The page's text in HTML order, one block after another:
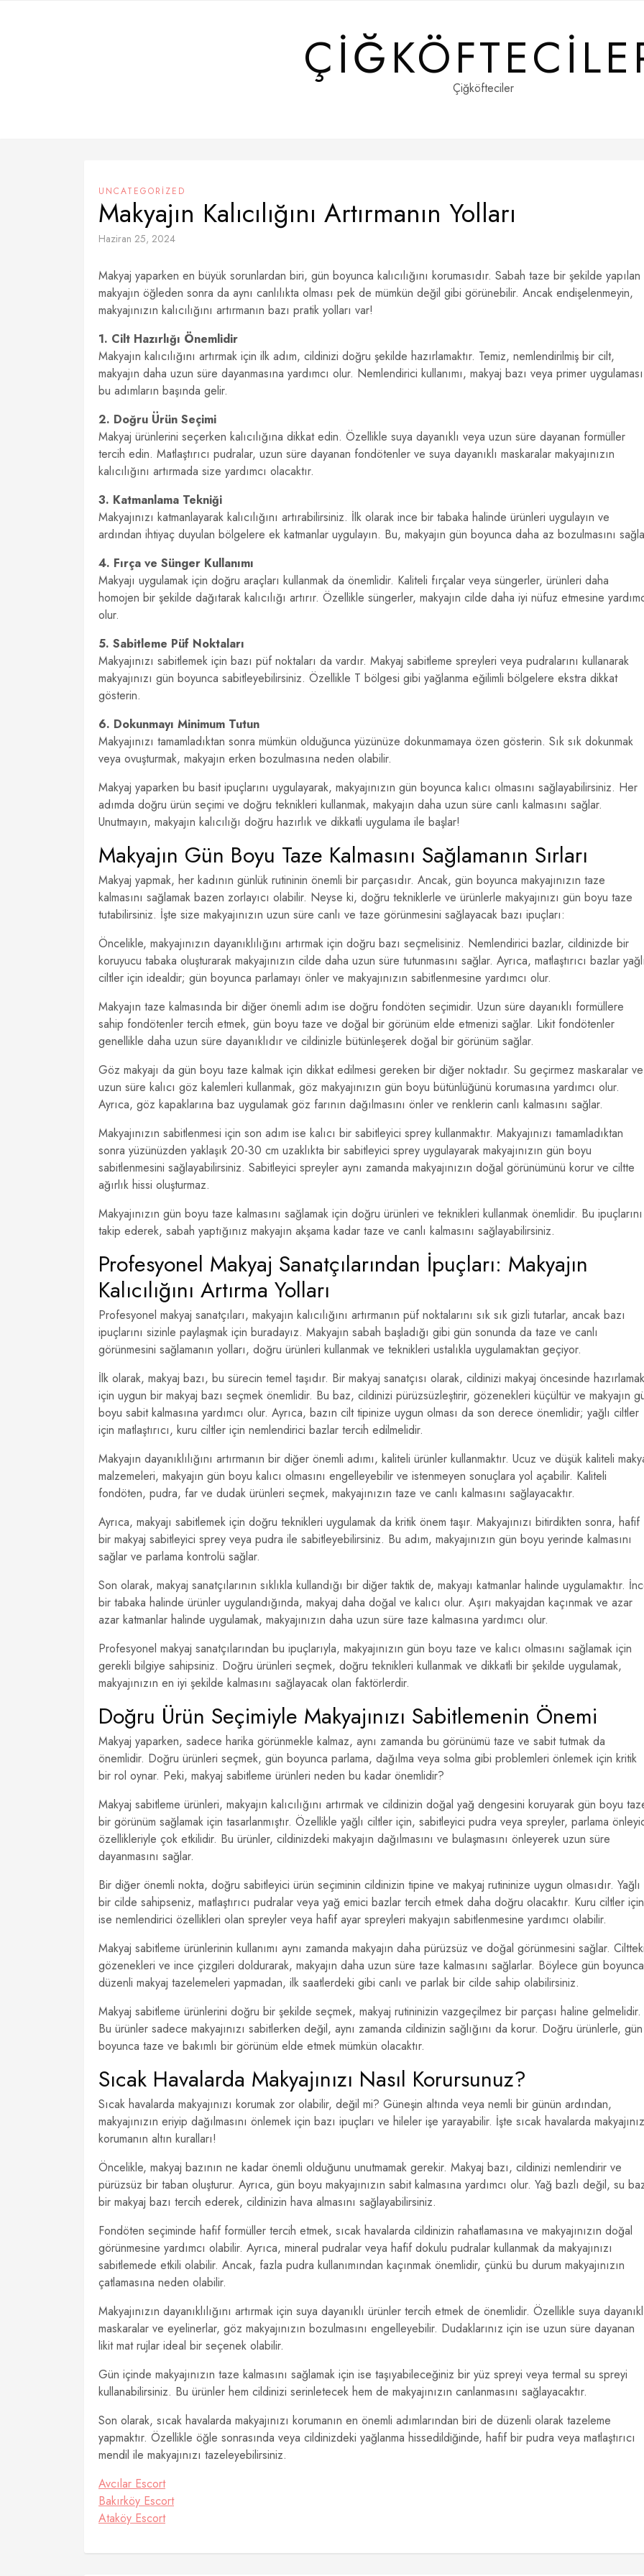
Çiğköfteciler
UNCATEGORIZED
Makyajın Kalıcılığını Artırmanın Yolları
Haziran 25, 2024
Makyaj yaparken en büyük sorunlardan biri, gün boyunca kalıcılığını korumasıdır. Sabah taze bir şekilde yapılan
makyajın öğleden sonra da aynı canlılıkta olması pek de mümkün değil gibi görünebilir. Ancak endişelenmeyin,
makyajınızın kalıcılığını artırmanın bazı pratik yolları var!
1. Cilt Hazırlığı Önemlidir
Makyajın kalıcılığını artırmak için ilk adım, cildinizi doğru şekilde hazırlamaktır. Temiz, nemlendirilmiş bir cilt,
makyajın daha uzun süre dayanmasına yardımcı olur. Nemlendirici kullanımı, makyaj bazı veya primer
bu adımların başında gelir.
2. Doğru Ürün Seçimi
Makyaj ürünlerini seçerken kalıcılığına dikkat edin. Özellikle suya dayanıklı veya uzun süre dayanan formüller
tercih edin. Matlaştırıcı pudralar, uzun süre dayanan fondötenler ve suya dayanıklı maskaralar makyajınızın
kalıcılığını artırmada size yardımcı olacaktır.
3. Katmanlama Tekniği
Makyajınızı katmanlayarak kalıcılığını artırabilirsiniz. İlk olarak ince bir tabaka halinde ürünleri uygulayın ve
ardından ihtiyaç duyulan bölgelere ek katmanlar uygulayın. Bu, makyajın gün boyunca daha az bozulmasını
4. Fırça ve Sünger Kullanımı
Makyajı uygulamak için doğru araçları kullanmak da önemlidir. Kaliteli fırçalar veya süngerler, ürünleri daha
homojen bir şekilde dağıtarak kalıcılığı artırır. Özellikle süngerler, makyajın cilde daha iyi nüfuz etmesine
olur.
5. Sabitleme Püf Noktaları
Makyajınızı sabitlemek için bazı püf noktaları da vardır. Makyaj sabitleme spreyleri veya pudralarını kullanarak
makyajınızı gün boyunca sabitleyebilirsiniz. Özellikle T bölgesi gibi yağlanma eğilimli bölgelere ekstra dikkat
gösterin.
6. Dokunmayı Minimum Tutun
Makyajınızı tamamladıktan sonra mümkün olduğunca yüzünüze dokunmamaya özen gösterin. Sık sık dokunmak
veya ovuşturmak, makyajın erken bozulmasına neden olabilir.
Makyaj yaparken bu basit ipuçlarını uygulayarak, makyajınızın gün boyunca kalıcı olmasını sağlayabilirsiniz. Her
adımda doğru ürün seçimi ve doğru teknikleri kullanmak, makyajın daha uzun süre canlı kalmasını sağlar.
Unutmayın, makyajın kalıcılığı doğru hazırlık ve dikkatli uygulama ile başlar!
Makyajın Gün Boyu Taze Kalmasını Sağlamanın Sırları
Makyaj yapmak, her kadının günlük rutininin önemli bir parçasıdır. Ancak, gün boyunca makyajınızın taze
kalmasını sağlamak bazen zorlayıcı olabilir. Neyse ki, doğru tekniklerle ve ürünlerle makyajınızı gün boyu taze
tutabilirsiniz. İşte size makyajınızın uzun süre canlı ve taze görünmesini sağlayacak bazı ipuçları:
Öncelikle, makyajınızın dayanıklılığını artırmak için doğru bazı seçmelisiniz. Nemlendirici bazlar, cildinizde bir
koruyucu tabaka oluşturarak makyajınızın cilde daha uzun süre tutunmasını sağlar. Ayrıca, matlaştırıcı bazlar
ciltler için idealdir; gün boyunca parlamayı önler ve makyajınızın sabitlenmesine yardımcı olur.
Makyajın taze kalmasında bir diğer önemli adım ise doğru fondöten seçimidir. Uzun süre dayanıklı formüllere
sahip fondötenler tercih etmek, gün boyu taze ve doğal bir görünüm elde etmenizi sağlar. Likit fondötenler
genellikle daha uzun süre dayanıklıdır ve cildinizle bütünleşerek doğal bir görünüm sağlar.
Göz makyajı da gün boyu taze kalmak için dikkat edilmesi gereken bir diğer noktadır. Su geçirmez maskaralar ve
uzun süre kalıcı göz kalemleri kullanmak, göz makyajınızın gün boyu bütünlüğünü korumasına yardımcı olur.
Ayrıca, göz kapaklarına baz uygulamak göz farının dağılmasını önler ve renklerin canlı kalmasını sağlar.
Makyajınızın sabitlenmesi için son adım ise kalıcı bir sabitleyici sprey kullanmaktır. Makyajınızı tamamladıktan
sonra yüzünüzden yaklaşık 20-30 cm uzaklıkta bir sabitleyici sprey uygulayarak makyajınızın gün boyu
sabitlenmesini sağlayabilirsiniz. Sabitleyici spreyler aynı zamanda makyajınızın doğal görünümünü korur ve ciltte
ağırlık hissi oluşturmaz.
Makyajınızın gün boyu taze kalmasını sağlamak için doğru ürünleri ve teknikleri kullanmak önemlidir. Bu ipuçlarını
takip ederek, sabah yaptığınız makyajın akşama kadar taze ve canlı kalmasını sağlayabilirsiniz.
Profesyonel Makyaj Sanatçılarından İpuçları: Makyajın
Kalıcılığını Artırma Yolları
Profesyonel makyaj sanatçıları, makyajın kalıcılığını artırmanın püf noktalarını sık sık gizli tutarlar, ancak bazı
ipuçlarını sizinle paylaşmak için buradayız. Makyajın sabah başladığı gibi gün sonunda da taze ve canlı
görünmesini sağlamanın yolları, doğru ürünleri kullanmak ve teknikleri ustalıkla uygulamaktan geçiyor.
İlk olarak, makyaj bazı, bu sürecin temel taşıdır. Bir makyaj sanatçısı olarak, cildinizi makyaj öncesinde hazırlamak
için uygun bir makyaj bazı seçmek önemlidir. Bu baz, cildinizi pürüzsüzleştirir, gözenekleri küçültür ve makyajın
boyu sabit kalmasına yardımcı olur. Ayrıca, bazın cilt tipinize uygun olması da son derece önemlidir; yağlı ciltler
için matlaştırıcı, kuru ciltler için nemlendirici bazlar tercih edilmelidir.
Makyajın dayanıklılığını artırmanın bir diğer önemli adımı, kaliteli ürünler kullanmaktır. Ucuz ve düşük kaliteli
malzemeleri, makyajın gün boyu kalıcı olmasını engelleyebilir ve istenmeyen sonuçlara yol açabilir. Kaliteli
fondöten, pudra, far ve dudak ürünleri seçmek, makyajınızın taze ve canlı kalmasını sağlayacaktır.
Ayrıca, makyajı sabitlemek için doğru teknikleri uygulamak da kritik önem taşır. Makyajınızı bitirdikten sonra, hafif
bir makyaj sabitleyici sprey veya pudra ile sabitleyebilirsiniz. Bu adım, makyajınızın gün boyu yerinde kalmasını
sağlar ve parlama kontrolü sağlar.
Son olarak, makyaj sanatçılarının sıklıkla kullandığı bir diğer taktik de, makyajı katmanlar halinde uygulamaktır.
bir tabaka halinde ürünler uygulandığında, makyaj daha doğal ve kalıcı olur. Aşırı makyajdan kaçınmak ve azar
azar katmanlar halinde uygulamak, makyajınızın daha uzun süre taze kalmasına yardımcı olur.
Profesyonel makyaj sanatçılarından bu ipuçlarıyla, makyajınızın gün boyu taze ve kalıcı olmasını sağlamak için
gerekli bilgiye sahipsiniz. Doğru ürünleri seçmek, doğru teknikleri kullanmak ve dikkatli bir şekilde uygulamak,
makyajınızın en iyi şekilde kalmasını sağlayacak olan faktörlerdir.
Doğru Ürün Seçimiyle Makyajınızı Sabitlemenin Önemi
Makyaj yaparken, sadece harika görünmekle kalmaz, aynı zamanda bu görünümü taze ve sabit tutmak da
önemlidir. Doğru ürünleri seçmek, gün boyunca parlama, dağılma veya solma gibi problemleri önlemek için kritik
bir rol oynar. Peki, makyaj sabitleme ürünleri neden bu kadar önemlidir?
Makyaj sabitleme ürünleri, makyajın kalıcılığını artırmak ve cildinizin doğal yağ dengesini koruyarak gün boyu
bir görünüm sağlamak için tasarlanmıştır. Özellikle yağlı ciltler için, sabitleyici pudra veya spreyler, parlama
özellikleriyle çok etkilidir. Bu ürünler, cildinizdeki makyajın dağılmasını ve bulaşmasını önleyerek uzun süre
dayanmasını sağlar.
Bir diğer önemli nokta, doğru sabitleyici ürün seçiminin cildinizin tipine ve makyaj rutininize uygun olmasıdır. Yağlı
bir cilde sahipseniz, matlaştırıcı pudralar veya yağ emici bazlar tercih etmek daha doğru olacaktır. Kuru ciltler için
ise nemlendirici özellikleri olan spreyler veya hafif ayar spreyleri makyajın sabitlenmesine yardımcı olabilir.
Makyaj sabitleme ürünlerinin kullanımı aynı zamanda makyajın daha pürüzsüz ve doğal görünmesini sağlar.
gözenekleri ve ince çizgileri doldurarak, makyajın daha uzun süre taze kalmasını sağlarlar. Böylece gün boyunca
düzenli makyaj tazelemeleri yapmadan, ilk saatlerdeki gibi canlı ve parlak bir cilde sahip olabilirsiniz.
Makyaj sabitleme ürünlerini doğru bir şekilde seçmek, makyaj rutininizin vazgeçilmez bir parçası haline gelmelidir.
Bu ürünler sadece makyajınızı sabitlerken değil, aynı zamanda cildinizin sağlığını da korur. Doğru ürünlerle, gün
boyunca taze ve bakımlı bir görünüm elde etmek mümkün olacaktır.
Sıcak Havalarda Makyajınızı Nasıl Korursunuz?
Sıcak havalarda makyajınızı korumak zor olabilir, değil mi? Güneşin altında veya nemli bir günün ardından,
makyajınızın eriyip dağılmasını önlemek için bazı ipuçları ve hileler işe yarayabilir. İşte sıcak havalarda
korumanın altın kuralları!
Öncelikle, makyaj bazının ne kadar önemli olduğunu unutmamak gerekir. Makyaj bazı, cildinizi nemlendirir ve
pürüzsüz bir taban oluşturur. Ayrıca, gün boyu makyajınızın sabit kalmasına yardımcı olur. Yağ bazlı değil, su
bir makyaj bazı tercih ederek, cildinizin hava almasını sağlayabilirsiniz.
Fondöten seçiminde hafif formüller tercih etmek, sıcak havalarda cildinizin rahatlamasına ve makyajınızın doğal
görünmesine yardımcı olabilir. Ayrıca, mineral pudralar veya hafif dokulu pudralar kullanmak da makyajınızı
sabitlemede etkili olabilir. Ancak, fazla pudra kullanımından kaçınmak önemlidir, çünkü bu durum makyajınızın
çatlamasına neden olabilir.
Makyajınızın dayanıklılığını artırmak için suya dayanıklı ürünler tercih etmek de önemlidir. Özellikle suya
maskaralar ve eyelinerlar, göz makyajınızın bozulmasını engelleyebilir. Dudaklarınız için ise uzun süre dayanan
likit mat rujlar ideal bir seçenek olabilir.
Gün içinde makyajınızın taze kalmasını sağlamak için ise taşıyabileceğiniz bir yüz spreyi veya termal su spreyi
kullanabilirsiniz. Bu ürünler hem cildinizi serinletecek hem de makyajınızın canlanmasını sağlayacaktır.
Son olarak, sıcak havalarda makyajınızı korumanın en önemli adımlarından biri de düzenli olarak tazeleme
yapmaktır. Özellikle öğle sonrasında veya cildinizdeki yağlanma hissedildiğinde, hafif bir pudra veya matlaştırıcı
mendil ile makyajınızı tazeleyebilirsiniz.
Avcılar Escort
Bakırköy Escort
Ataköy Escort